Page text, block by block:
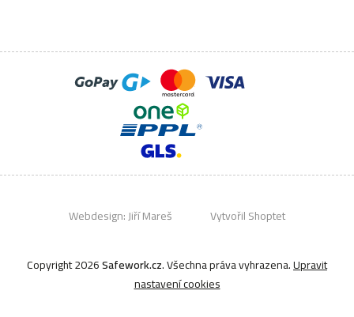
Webdesign:Jiří Mareš Vytvořil Shoptet
Copyright 2026Safework.cz. Všechna práva vyhrazena.Upravit
nastavení cookies